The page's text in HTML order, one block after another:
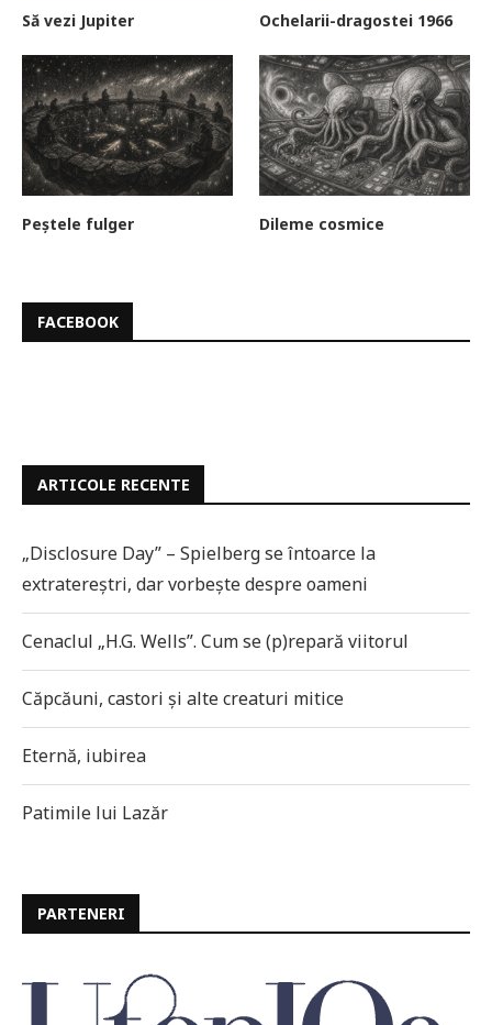
Să vezi Jupiter Ochelarii-dragostei 1966
Peștele fulger Dileme cosmice
FACEBOOK
ARTICOLE RECENTE
„Disclosure Day” – Spielberg se întoarce la
extratereștri, dar vorbește despre oameni
Cenaclul „H.G. Wells”. Cum se (p)repară viitorul
Căpcăuni, castori și alte creaturi mitice
Eternă, iubirea
Patimile lui Lazăr
PARTENERI